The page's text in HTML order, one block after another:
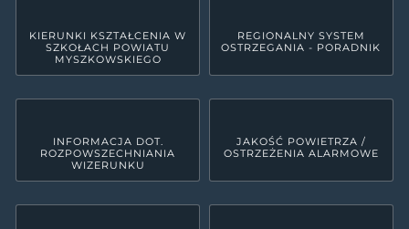
KIERUNKI KSZTAŁCENIA W
SZKOŁACH POWIATU
MYSZKOWSKIEGO
REGIONALNY SYSTEM
OSTRZEGANIA - PORADNIK
INFORMACJA DOT.
ROZPOWSZECHNIANIA
WIZERUNKU
JAKOŚĆ POWIETRZA /
OSTRZEŻENIA ALARMOWE